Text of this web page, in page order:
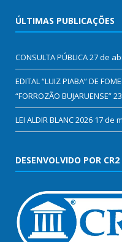
ÚLTIMAS PUBLICAÇÕES
CONSULTA PÚBLICA27 de
EDITAL “LUIZ PIABA” DE
“FORROZÃO BUJARUENSE”
LEI ALDIR BLANC 2026 17 de
DESENVOLVIDO POR CR2